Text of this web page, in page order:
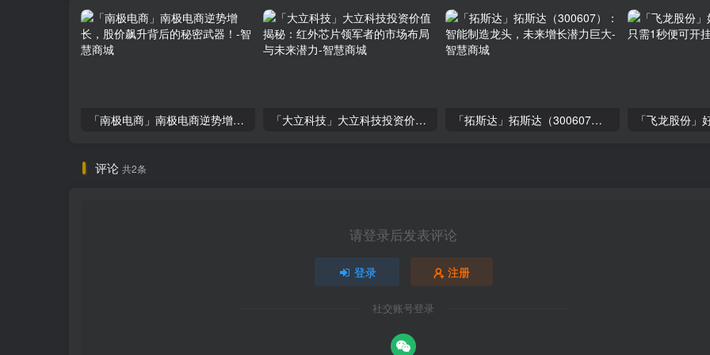
「南极电商」南极电商逆势增长，股价飙升背后的秘密武器！ 「大立科技」大立科技投资价值揭秘：红外芯片领军者的市场布局与未来潜力 「拓斯达」拓斯达（300607）：智能制造龙头，未来增长潜力巨大
评论 共2条
请登录后发表评论
登录 注册
社交账号登录